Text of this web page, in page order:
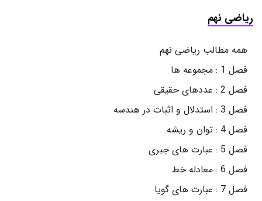
ریاضی نهم
همه مطالب ریاضی نهم
فصل 1 : مجموعه ها
فصل 2 : عددهای حقیقی
فصل 3 : استدلال و اثبات در هندسه
فصل 4 : توان و ریشه
فصل 5 : عبارت های جبری
فصل 6 : معادله خط
فصل 7 : عبارت های گویا